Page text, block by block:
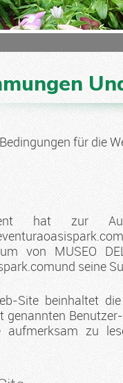
für die
hat zur
von MUSEO
seine
Site beinhaltet
aufmerksam zu